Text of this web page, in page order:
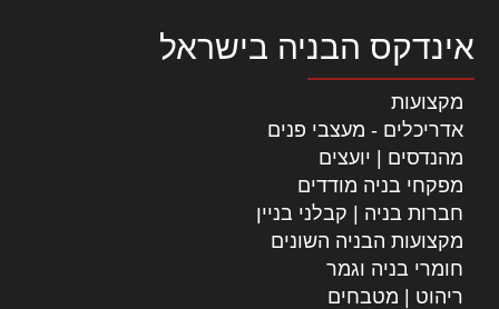
אינדקס הבניה בישראל
מקצועות
אדריכלים - מעצבי פנים
מהנדסים | יועצים
מפקחי בניה מודדים
חברות בניה | קבלני בניין
מקצועות הבניה השונים
חומרי בניה וגמר
ריהוט | מטבחים